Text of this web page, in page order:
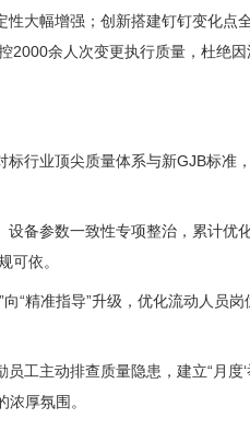
大幅增强；创新搭建钉钉变化点
余人次变更执行质量，杜绝因
行业顶尖质量体系与新GJB标准
备参数一致性专项整治，累计优
可依。
“精准指导”升级，优化流动人员岗
工主动排查质量隐患，建立“月度‘
厚氛围。